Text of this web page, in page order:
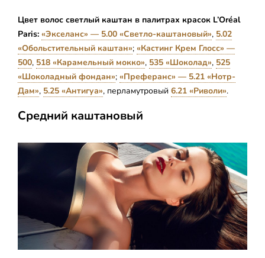
Цвет волос светлый каштан в палитрах красок L’Oréal
Paris: «Экселанс» — 5.00 «Светло-каштановый», 5.02
«Обольстительный каштан»; «Кастинг Крем Глосс» —
500, 518 «Карамельный мокко», 535 «Шоколад», 525
«Шоколадный фондан»; «Преферанс» — 5.21 «Нотр-
Дам», 5.25 «Антигуа», перламутровый 6.21 «Риволи».
Средний каштановый